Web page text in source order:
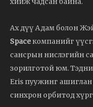
Ах дүү Адам болон
Spaceкомпанийг
сансрын нислэгийн
зорилготой юм.
Eris пуужинг ашиглан
синхрон орбитод